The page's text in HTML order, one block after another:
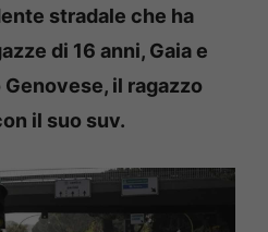
stradale che ha
di 16 anni, Gaia e
il ragazzo
il suo suv.